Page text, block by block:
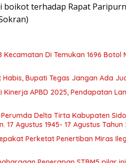
boikot terhadap Rapat
Kecamatan Di Temukan 1696
Habis, Bupati Tegas Jangan Ada
APBD 2025, Pendapatan
Delta Tirta Kabupaten
17 Agustus 1945- 17 Agustus Tahun
Perketat Penertiban Miras